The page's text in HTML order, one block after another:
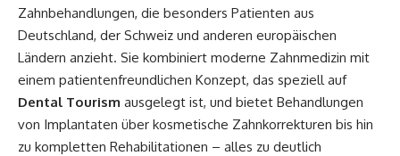
Zahnbehandlungen, die besonders Patienten aus
Deutschland, der Schweiz und anderen europäischen
Ländern anzieht. Sie kombiniert moderne Zahnmedizin mit
einem patientenfreundlichen Konzept, das speziell auf
Dental Tourism ausgelegt ist, und bietet Behandlungen
von Implantaten über kosmetische Zahnkorrekturen bis hin
zu kompletten Rehabilitationen – alles zu deutlich